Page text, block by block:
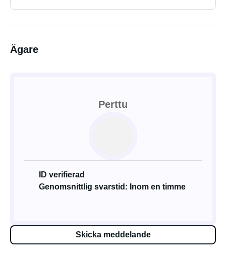
Ägare
Perttu
ID verifierad
Genomsnittlig svarstid: Inom en timme
Skicka meddelande